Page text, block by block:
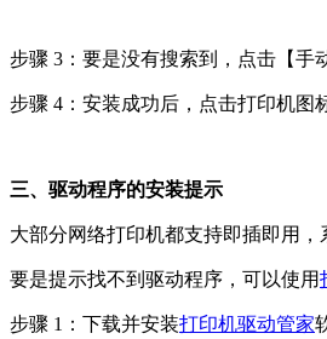
步骤 3：要是没有搜索到，点击【手
步骤 4：安装成功后，点击打印机图
三、驱动程序的安装提示​
大部分网络打印机都支持即插即用，
要是提示找不到驱动程序，可以使用
步骤 1：下载并安装打印机驱动管家